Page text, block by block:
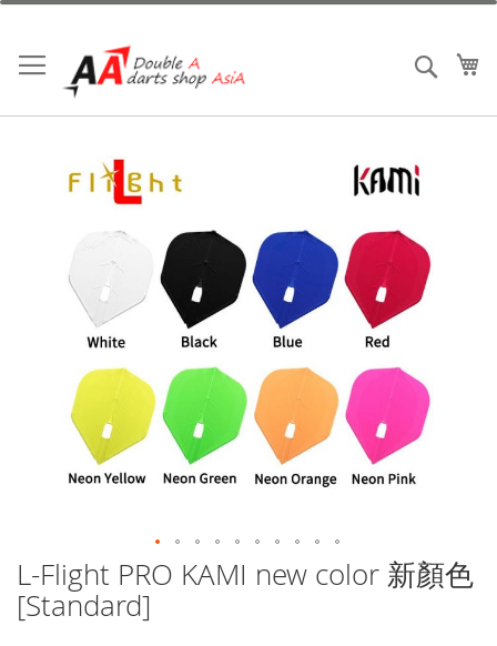
跳
內
容
搜索
L-Flight PRO KAMI new color 新顏色
[Standard]
Skip
to
the